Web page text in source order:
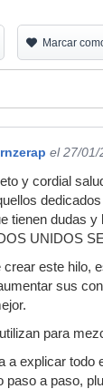
Marcar
el 27/01/
y cordial
tienen dudas
UNIDOS
crear este hilo,
sus
para
a explicar todo
paso a paso,